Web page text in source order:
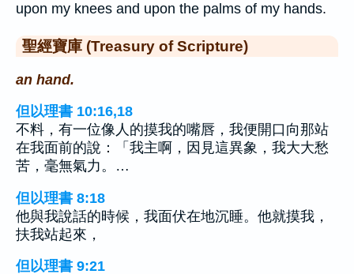
upon my knees and upon the palms of my hands.
聖經寶庫 (Treasury of Scripture)
an hand.
但以理書 10:16,18
不料，有一位像人的摸我的嘴唇，我便開口向那站
在我面前的說：「我主啊，因見這異象，我大大愁
苦，毫無氣力。…
但以理書 8:18
他與我說話的時候，我面伏在地沉睡。他就摸我，
扶我站起來，
但以理書 9:21